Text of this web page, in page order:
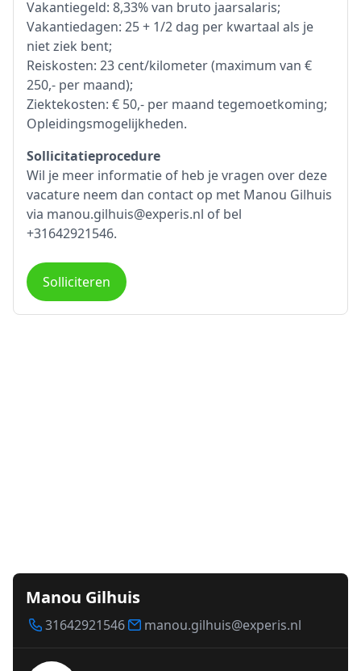
Vakantiegeld: 8,33% van bruto jaarsalaris;
Vakantiedagen: 25 + 1/2 dag per kwartaal als je
niet ziek bent;
Reiskosten: 23 cent/kilometer (maximum van €
250,- per maand);
Ziektekosten: € 50,- per maand tegemoetkoming;
Opleidingsmogelijkheden.
Sollicitatieprocedure
Wil je meer informatie of heb je vragen over deze
vacature neem dan contact op met Manou Gilhuis
via manou.gilhuis@experis.nl of bel
+31642921546.
Solliciteren
Manou Gilhuis
31642921546 manou.gilhuis@experis.nl